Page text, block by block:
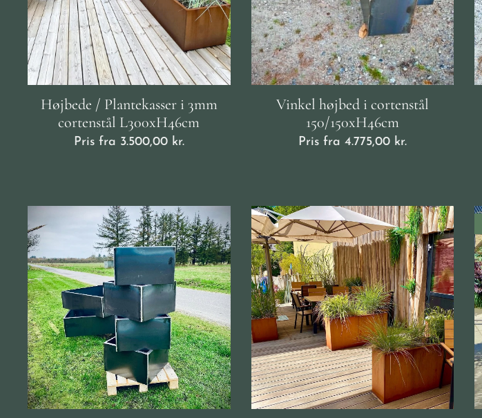
Højbede / Plantekasser i 3mm
cortenstål L300xH46cm
Pris fra 3.500,00kr.
Vinkel højbed i cortenstål
150/150xH46cm
Pris fra 4.775,00kr.